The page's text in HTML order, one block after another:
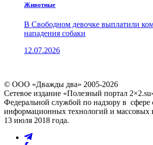
Животные
В Свободном девочке выплатили
нападения собаки
12.07.2026
© ООО «Дважды два» 2005-2026
Сетевое издание «Полезный портал
Федеральной службой по надзору в сфере
информационных технологий и массовых
13 июля 2018 года.